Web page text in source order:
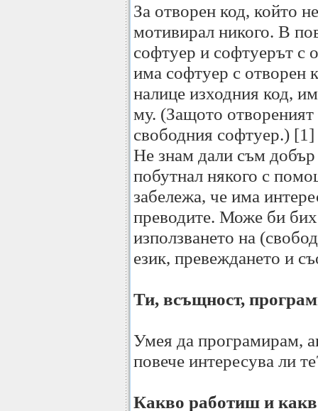
За отворен код, който
мотивирал никого. В
софтуер и софтуерът с
има софтуер с отворен
налице изходния код,
му. (Защото
свободния софтуер.) [1]
Не знам дали съм
побутнал някого с
забележа, че има
преводите. Може би
използването на
език, превеждането и
Ти, всъщност,
Умея да програмирам,
повече интересува ли
Какво работиш и